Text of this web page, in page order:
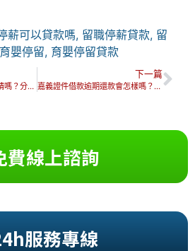
薪可以貸款嗎, 留職停薪貸款, 留
育嬰停留, 育嬰停留貸款
嘉義融資好嗎？我適合申請嗎？分享推薦嘉義融資4成功案例！
下一篇
嘉義證件借款逾期還款會怎樣嗎？之後還可以再借款嗎？
費線上諮詢
服務專線